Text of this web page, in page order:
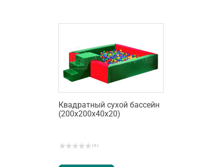
Квадратный сухой бассейн
(200х200х40х20)
( 0 )